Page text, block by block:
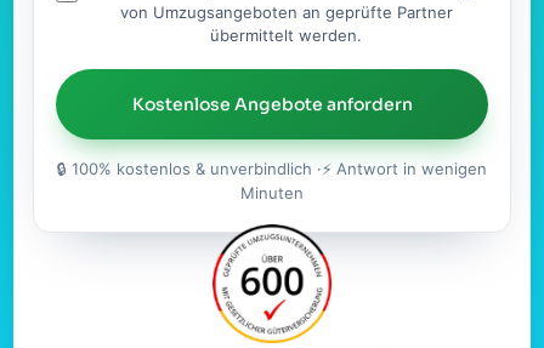
von Umzugsangeboten an geprüfte Partner
übermittelt werden.
Kostenlose Angebote anfordern
🔒 100% kostenlos & unverbindlich ·⚡ Antwort in wenigen
Minuten